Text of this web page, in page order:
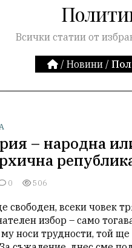
Всички статии от
/ Новини /
– народна
0 506
свободен, всеки човек
избор – само
носи трудности, той